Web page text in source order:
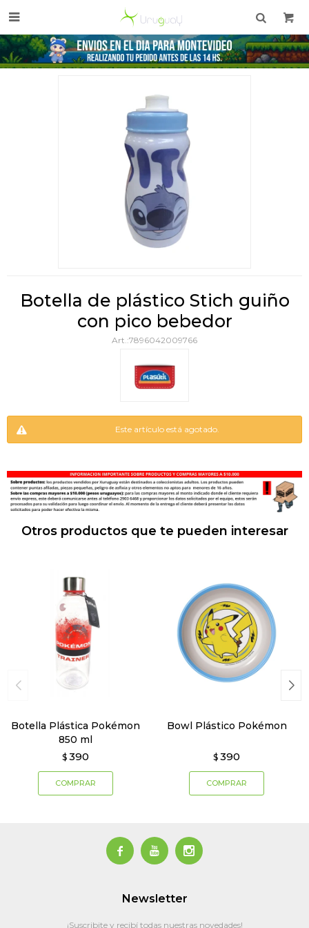

Botella de plástico Stich guiño
con pico bebedor
7896042009766
Este artículo está agotado.
Otros productos que te pueden interesar
Botella Plástica Pokémon
850 ml
$ 390
Bowl Plástico Pokémon
$ 390
  
Newsletter
¡Suscribite y recibí todas nuestras novedades!